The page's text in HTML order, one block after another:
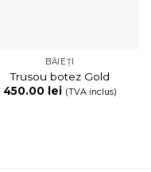
BĂIEȚI
Trusou botez Gold
450.00
lei (TVA inclus)